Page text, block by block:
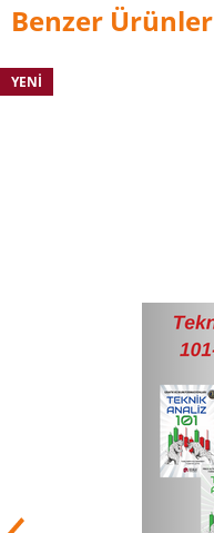
Benzer Ürünler
YENI